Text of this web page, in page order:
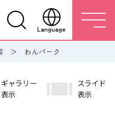
Language
わんパーク
ギャラリー
表示
スライド
表示